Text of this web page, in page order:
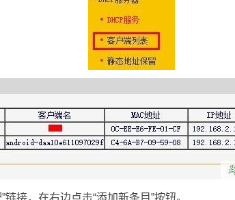
接，在右边点击“添加新条目”按钮。